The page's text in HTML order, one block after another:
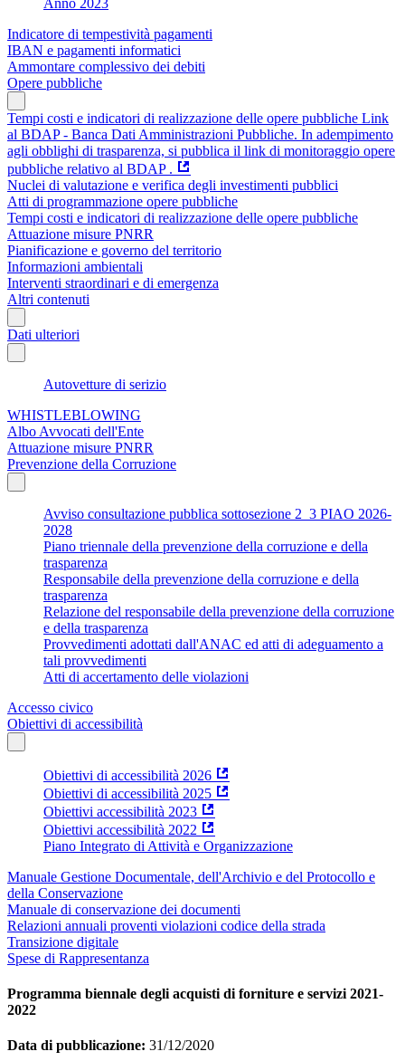
Indicatore di tempestività pagamenti
IBAN e pagamenti informatici
Ammontare complessivo dei debiti
Opere pubbliche
Tempi costi e indicatori di realizzazione delle opere pubbliche Link
al BDAP - Banca Dati Amministrazioni Pubbliche. In adempimento
agli obblighi di trasparenza, si pubblica il link di monitoraggio opere
pubbliche relativo al BDAP .
Nuclei di valutazione e verifica degli investimenti pubblici
Atti di programmazione opere pubbliche
Tempi costi e indicatori di realizzazione delle opere pubbliche
Attuazione misure PNRR
Pianificazione e governo del territorio
Informazioni ambientali
Interventi straordinari e di emergenza
Altri contenuti
Dati ulteriori
Autovetture di serizio
WHISTLEBLOWING
Albo Avvocati dell'Ente
Attuazione misure PNRR
Prevenzione della Corruzione
Avviso consultazione pubblica sottosezione 2_3 PIAO 2026-
2028
Piano triennale della prevenzione della corruzione e della
trasparenza
Responsabile della prevenzione della corruzione e della
trasparenza
Relazione del responsabile della prevenzione della corruzione
e della trasparenza
Provvedimenti adottati dall'ANAC ed atti di adeguamento a
tali provvedimenti
Atti di accertamento delle violazioni
Accesso civico
Obiettivi di accessibilità
Obiettivi di accessibilità 2026
Obiettivi di accessibilità 2025
Obiettivi accessibilità 2023
Obiettivi accessibilità 2022
Piano Integrato di Attività e Organizzazione
Manuale Gestione Documentale, dell'Archivio e del Protocollo e
della Conservazione
Manuale di conservazione dei documenti
Relazioni annuali proventi violazioni codice della strada
Transizione digitale
Spese di Rappresentanza
Programma biennale degli acquisti di forniture e servizi 2021-
2022
Data di pubblicazione: 31/12/2020